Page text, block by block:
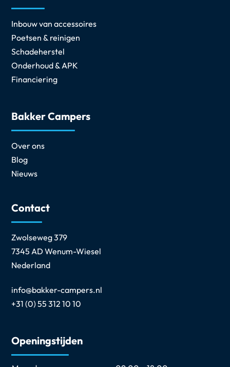
Inbouw van accessoires
Poetsen & reinigen
Schadeherstel
Onderhoud & APK
Financiering
Bakker Campers
Over ons
Blog
Nieuws
Contact
Zwolseweg 379
7345 AD Wenum-Wiesel
Nederland
info@bakker-campers.nl
+31 (0) 55 312 10 10
Openingstijden